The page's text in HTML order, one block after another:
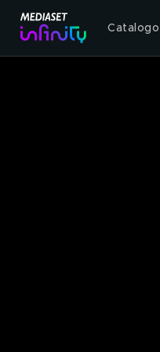
Catalogo